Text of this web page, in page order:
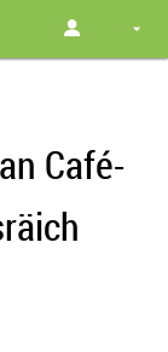
Café-